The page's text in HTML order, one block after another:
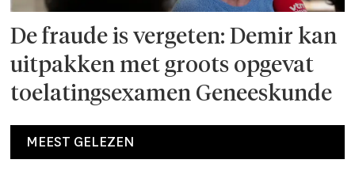
De fraude is vergeten: Demir kan
uitpakken met groots opgevat
toelatingsexamen Geneeskunde
MEEST GELEZEN